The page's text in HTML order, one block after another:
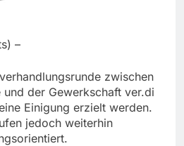
–
zwischen
der Gewerkschaft ver.di
Einigung erzielt werden.
jedoch weiterhin